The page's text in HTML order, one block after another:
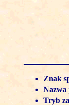
Znak
Nazwa
Tryb